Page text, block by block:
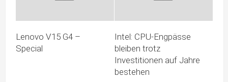
Lenovo V15 G4 –
Special
Intel: CPU-Engpässe
bleiben trotz
Investitionen auf Jahre
bestehen